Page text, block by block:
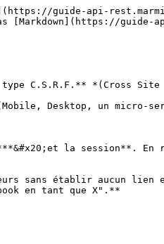
guide-api-
[Markdown](https://
C.S.R.F.** *(Cross Site
Desktop, un micro-
la session**. En
sans établir aucun